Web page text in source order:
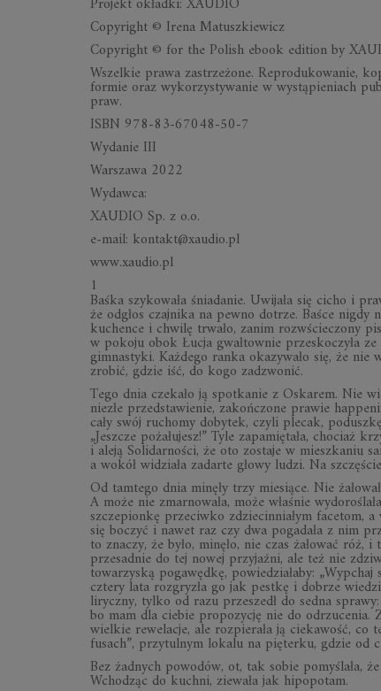
Bartosz Łapiński
Monika Mostowiak
Maciej Przepiera
Bartek Świderski
Iwona Menzel
Onichimowski
Małgorzata
Domagalik
Szwaja Marek Harny
Ewa Ostrowska
Manula Kalicka
Małgorzata Warda
Magdalena Kordel
Jarosław Klejnocki
Janusz Leon
Grażyna
Bąkiewicz
Dominika
Fragment
Projekt okładki: XAUDIO
Copyright © Irena Matuszkiewicz
Copyright © for the Polish ebook edition by
Wszelkie prawa zastrzeżone. Reprodukowanie,
formie oraz wykorzystywanie w wystąpieniach
praw.
ISBN 978-83-67048-50-7
Wydanie III
Warszawa 2022
Wydawca:
XAUDIO Sp. z o.o.
e-mail: kontakt@xaudio.pl
www.xaudio.pl
1
Baśka szykowała śniadanie. Uwijała się cicho i
że odgłos czajnika na pewno dotrze. Baśce
kuchence i chwilę trwało, zanim rozwścieczony
w pokoju obok Łucja gwałtownie przeskoczyła
gimnastyki. Każdego ranka okazywało się, że nie
zrobić, gdzie iść, do kogo zadzwonić.
Tego dnia czekało ją spotkanie z Oskarem. Nie
niezłe przedstawienie, zakończone prawie
cały swój ruchomy dobytek, czyli plecak,
„Jeszcze pożałujesz!” Tyle zapamiętała, chociaż
i aleją Solidarności, że oto zostaje w mieszkaniu
a wokół widziała zadarte głowy ludzi. Na
Od tamtego dnia minęły trzy miesiące. Nie
A może nie zmarnowała, może właśnie
szczepionkę przeciwko zdziecinniałym facetom,
się boczyć i nawet raz czy dwa pogadała z nim
to znaczy, że było, minęło, nie czas żałować róż,
przesadnie do tej nowej przyjaźni, ale też nie
towarzyską pogawędkę, powiedziałaby: „Wypchaj
cztery lata rozgryzła go jak pestkę i dobrze